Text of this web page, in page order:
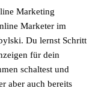
Marketing
Marketer im
Du lernst Schritt
für dein
schaltest und
aber auch bereits